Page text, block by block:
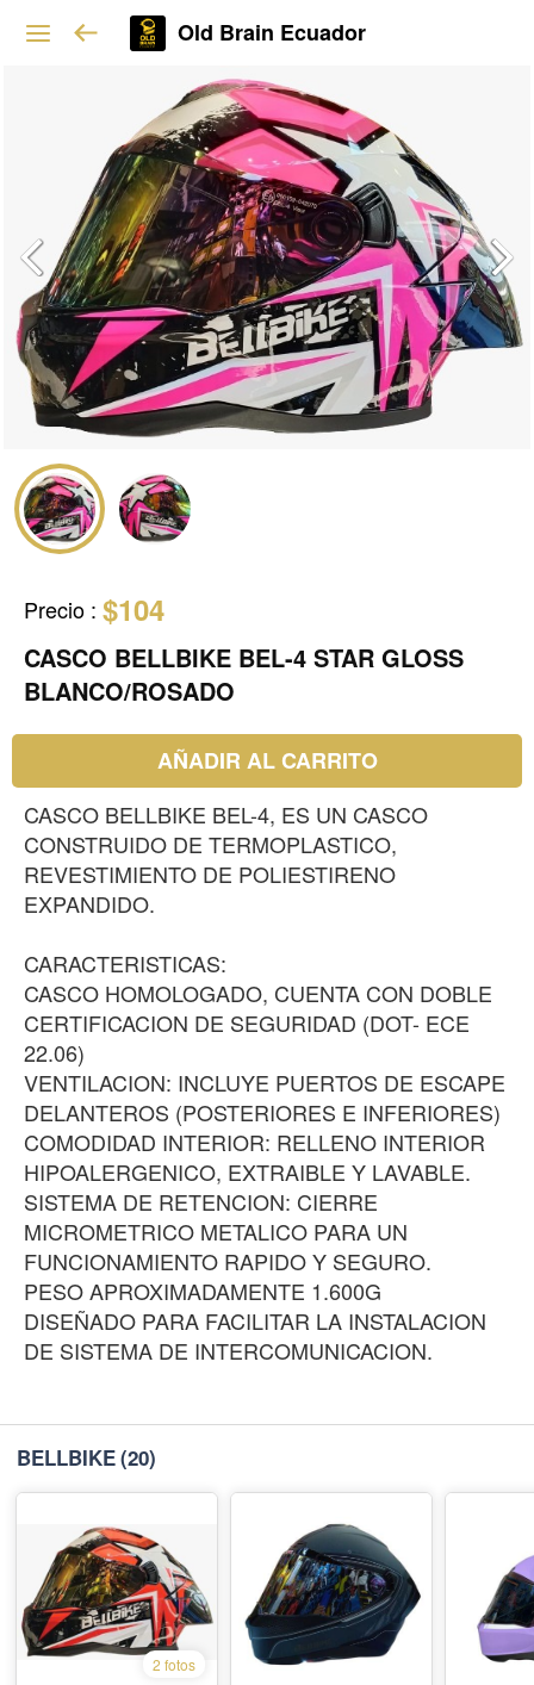
Old Brain Ecuador
Precio : $104
CASCO BELLBIKE BEL-4 STAR GLOSS
BLANCO/ROSADO
AÑADIR AL CARRITO
CASCO BELLBIKE BEL-4, ES UN CASCO
CONSTRUIDO DE TERMOPLASTICO,
REVESTIMIENTO DE POLIESTIRENO
EXPANDIDO.
CARACTERISTICAS:
CASCO HOMOLOGADO, CUENTA CON DOBLE
CERTIFICACION DE SEGURIDAD (DOT- ECE
22.06)
VENTILACION: INCLUYE PUERTOS DE ESCAPE
DELANTEROS (POSTERIORES E INFERIORES)
COMODIDAD INTERIOR: RELLENO INTERIOR
HIPOALERGENICO, EXTRAIBLE Y LAVABLE.
SISTEMA DE RETENCION: CIERRE
MICROMETRICO METALICO PARA UN
FUNCIONAMIENTO RAPIDO Y SEGURO.
PESO APROXIMADAMENTE 1.600G
DISEÑADO PARA FACILITAR LA INSTALACION
DE SISTEMA DE INTERCOMUNICACION.
BELLBIKE(20)
2 fotos